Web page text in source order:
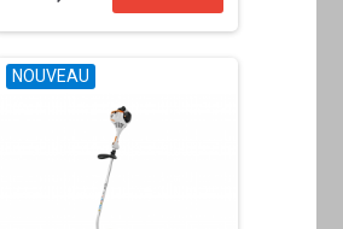
NOUVEAU